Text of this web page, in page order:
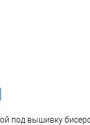
под вышивку